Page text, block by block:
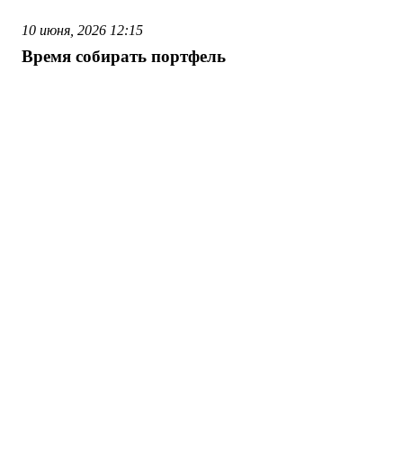
10 июня, 2026 12:15
Время собирать портфель